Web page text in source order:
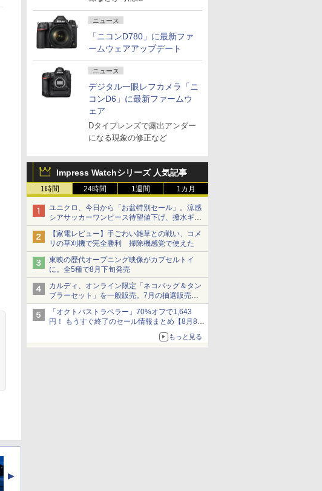
ニュース
「ニコンD780」に最新ファ
ームウェアアップデート
ニュース
デジタル一眼レフカメラ「ニ
コンD6」に最新ファームウ
ェア
Dタイプレンズで露出アンダー
になる現象の修正など
Impress Watchシリーズ 人気記事
1時間 24時間 1週間 1カ月
ユニクロ、今日から「お盆特別セール」。涼感
シアサッカーワンピース待望値下げ、撥水ギア
ショーツは1990円に
【家電レビュー】手ごわい雑草との戦い、コメ
リの草刈機で完全勝利 掃除機感覚で使えた
東映の歴代オープニング映像がカプセルトイ
に。全5種で8月下旬発売
カルディ、オンライン限定「ネコバッグ＆タン
ブラーセット」を一般販売。7月の抽選販売の
当選無効分
「オクトパストラベラー」70%オフで1,643
円！ もうすぐ終了のセール情報まとめ【8月8日
ニンテンドーeショップでは「大神 絶景版」が
もっと見る
▲